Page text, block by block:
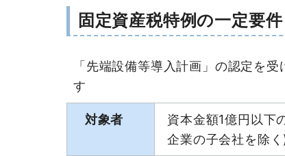
固定資産税特例の一定要件
「先端設備等導入計画」の認定を
す
対象者
資本金額1億円以下
企業の子会社を除く